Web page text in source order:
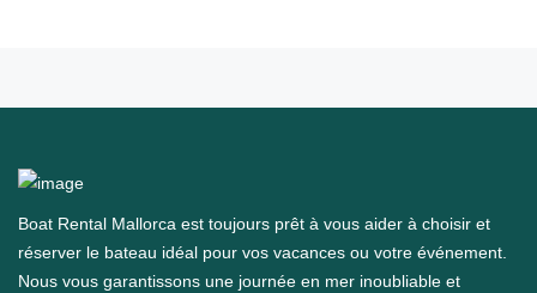
Boat Rental Mallorca est toujours prêt à vous aider à choisir et
réserver le bateau idéal pour vos vacances ou votre événement.
Nous vous garantissons une journée en mer inoubliable et